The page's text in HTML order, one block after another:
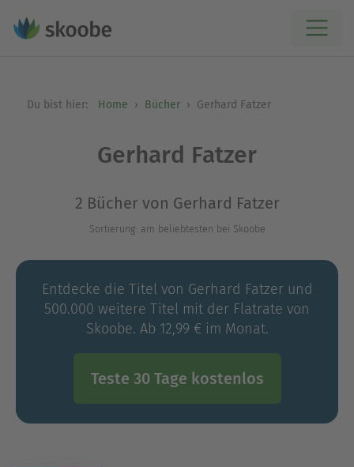
Du bist hier: Home Bücher Gerhard Fatzer
Gerhard Fatzer
2 Bücher von Gerhard Fatzer
Sortierung: am beliebtesten bei Skoobe
Entdecke die Titel von Gerhard Fatzer und
500.000 weitere Titel mit der Flatrate von
Skoobe. Ab 12,99 € im Monat.
Teste 30 Tage kostenlos